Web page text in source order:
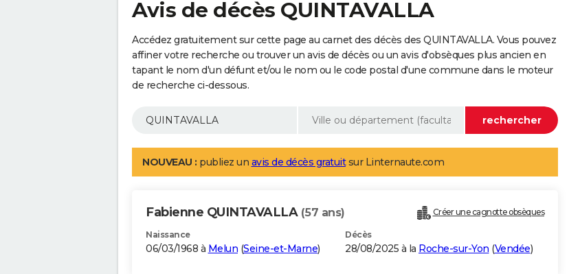
Avis de décès QUINTAVALLA
Accédez gratuitement sur cette page au carnet des décès des QUINTAVALLA. Vous pouvez
affiner votre recherche ou trouver un avis de décès ou un avis d'obsèques plus ancien en
tapant le nom d'un défunt et/ou le nom ou le code postal d'une commune dans le moteur
de recherche ci-dessous.
NOUVEAU : publiez un avis de décès gratuitsur Linternaute.com
Fabienne QUINTAVALLA (57 ans) Créer une cagnotte obsèques
Naissance
06/03/1968 à Melun (Seine-et-Marne)
Décès
28/08/2025 à la Roche-sur-Yon (Vendée)